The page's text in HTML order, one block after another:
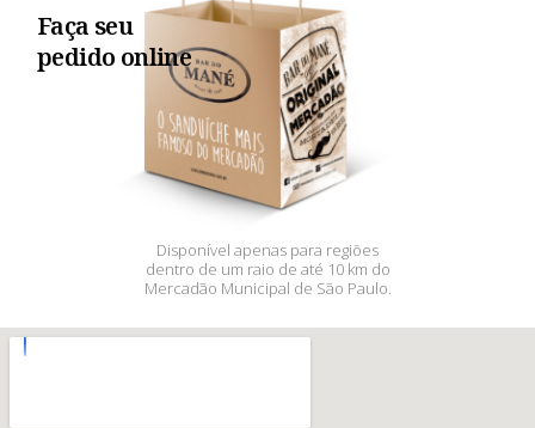
Faça seu
pedido online
Disponível apenas para regiões
dentro de um raio de até 10 km do
Mercadão Municipal de São Paulo.